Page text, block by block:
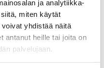
ja analytiikka-
miten käytät
yhdistää näitä
antanut heille tai joita on
palvelujaan.
eller dynamometer
LUE LISÄÄ